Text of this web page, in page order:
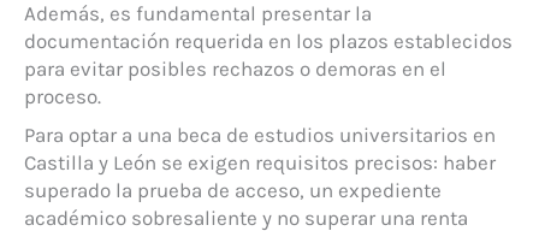
Además, es fundamental presentar la
documentación requerida en los plazos establecidos
para evitar posibles rechazos o demoras en el
proceso.
Para optar a una beca de estudios universitarios en
Castilla y León se exigen requisitos precisos: haber
superado la prueba de acceso, un expediente
académico sobresaliente y no superar una renta